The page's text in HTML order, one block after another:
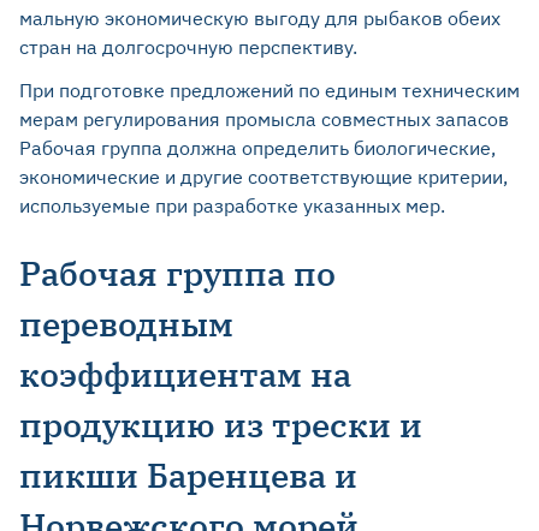
мальную экономическую выгоду для рыбаков обеих
стран на долгосрочную перспективу.
При подготовке предложений по единым техническим
мерам регулирования промысла совместных запа­сов
Рабочая группа должна определить биологиче­ские,
экономические и другие соответствующие критерии,
используемые при разработке указанных мер.
Рабочая группа по
переводным
коэффициентам на
продукцию из трески и
пикши Баренцева и